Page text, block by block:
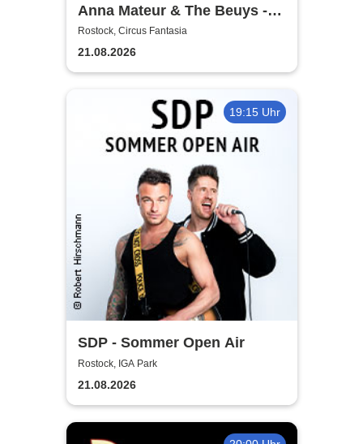
Anna Mateur & The Beuys -
Kaoshüter
Rostock, Circus Fantasia
21.08.2026
19:15 Uhr
SDP - Sommer Open Air
Rostock, IGA Park
21.08.2026